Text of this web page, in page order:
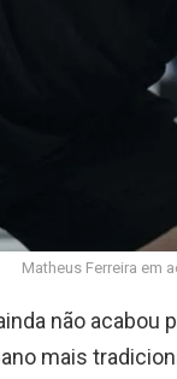
Matheus Ferreira em
não acabou
mais